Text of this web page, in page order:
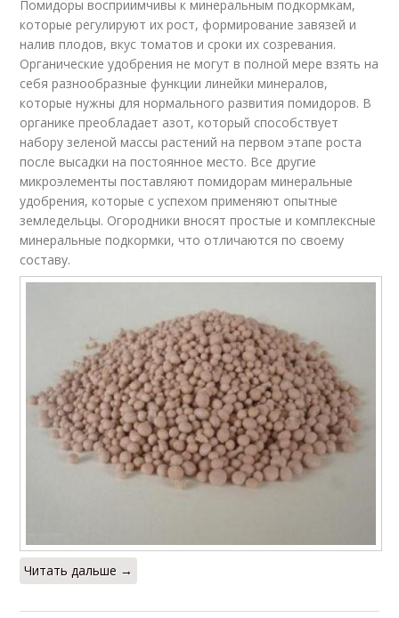
Помидоры восприимчивы к минеральным подкормкам,
которые регулируют их рост, формирование завязей и
налив плодов, вкус томатов и сроки их созревания.
Органические удобрения не могут в полной мере взять на
себя разнообразные функции линейки минералов,
которые нужны для нормального развития помидоров. В
органике преобладает азот, который способствует
набору зеленой массы растений на первом этапе роста
после высадки на постоянное место. Все другие
микроэлементы поставляют помидорам минеральные
удобрения, которые с успехом применяют опытные
земледельцы. Огородники вносят простые и комплексные
минеральные подкормки, что отличаются по своему
составу.
Читать дальше →